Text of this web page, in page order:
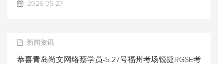
2026-05-27
新闻资讯
恭喜青岛尚文网络蔡学员-5.27号福州考场锐捷RGSE考